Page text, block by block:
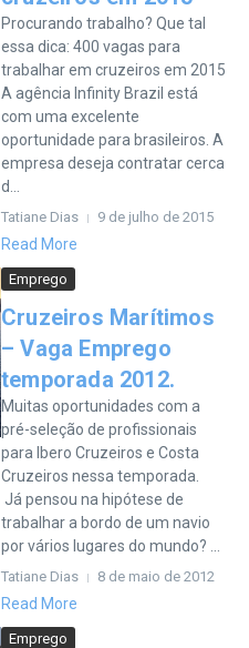
Procurando trabalho? Que tal
essa dica: 400 vagas para
trabalhar em cruzeiros em 2015
A agência Infinity Brazil está
com uma excelente
oportunidade para brasileiros. A
empresa deseja contratar cerca
d...
Tatiane Dias 9 de julho de 2015
Read More
Emprego
Cruzeiros Marítimos
– Vaga Emprego
temporada 2012.
Muitas oportunidades com a
pré-seleção de profissionais
para Ibero Cruzeiros e Costa
Cruzeiros nessa temporada.
Já pensou na hipótese de
trabalhar a bordo de um navio
por vários lugares do mundo? ...
Tatiane Dias 8 de maio de 2012
Read More
Emprego